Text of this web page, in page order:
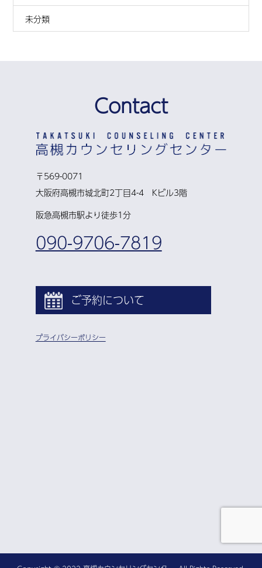
未分類
Contact
〒569-0071
大阪府高槻市城北町2丁目4-4 Kビル3階
阪急高槻市駅より徒歩1分
090-9706-7819
ご予約について
プライバシーポリシー